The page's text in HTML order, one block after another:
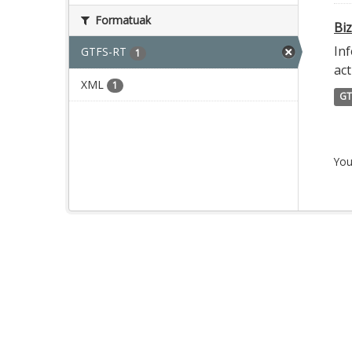
Formatuak
GTFS-RT 1
XML 1